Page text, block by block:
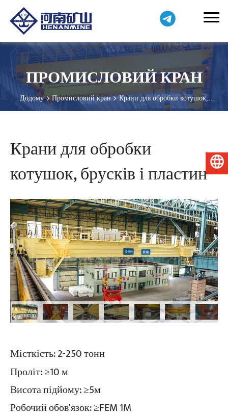
ПРОМИСЛОВИЙ КРАН
Додому Промисловий кран
Крани для обробки котушок,
брусків і пластин
Крани для обробки
котушок, брусків і пластин
Місткість: 2-250 тонн
Проліт: ≥10 м
Висота підйому: ≥5м
Робочий обов'язок: ≥FEM 1M
Українська